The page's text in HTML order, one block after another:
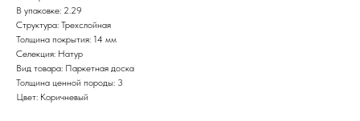
В упаковке: 2.29
Структура: Трехслойная
Толщина покрытия: 14 мм
Селекция: Натур
Вид товара: Паркетная доска
Толщина ценной породы: 3
Цвет: Коричневый